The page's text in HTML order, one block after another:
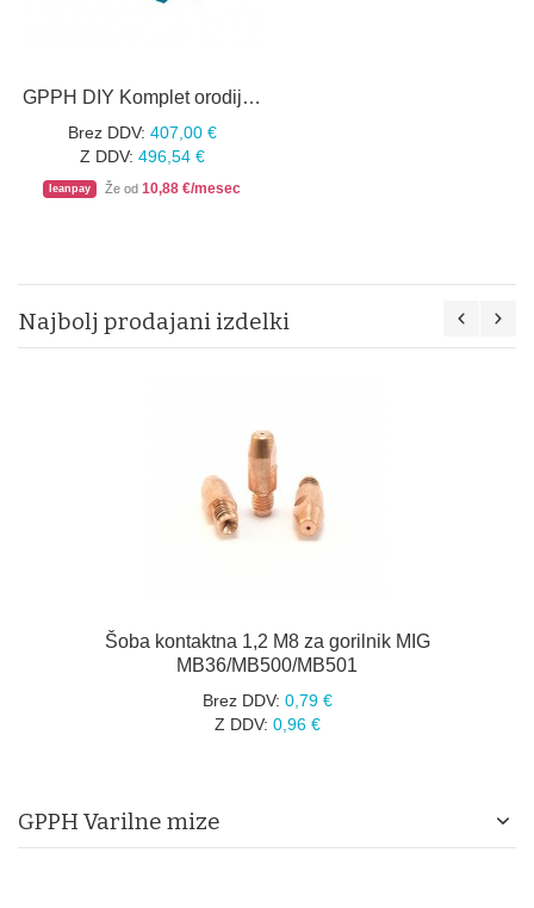
GPPH DIY Komplet orodij ŠT.2, 13 KOS
Brez DDV: 407,00 €
Z DDV: 496,54 €
leanpay Že od10,88 €/mesec
Najbolj prodajani izdelki
Šoba kontaktna 1,2 M8 za gorilnik MIG
MB36/MB500/MB501
Brez DDV: 0,79 €
Z DDV: 0,96 €
GPPH Varilne mize